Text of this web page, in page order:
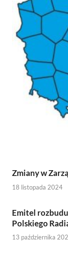
Zmiany w
18 listopada 2024
Emitel
Polskiego
13 października